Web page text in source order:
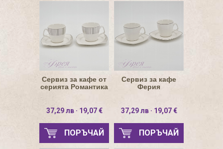
Сервиз за кафе от
серията Романтика
37,29 лв · 19,07 €
ПОРЪЧАЙ
Сервиз за кафе
Ферия
37,29 лв · 19,07 €
ПОРЪЧАЙ